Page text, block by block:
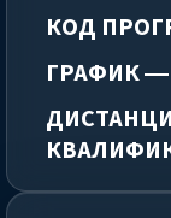
КОД
ГРАФИК